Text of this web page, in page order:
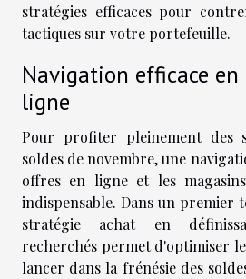
stratégies efficaces pour
tactiques sur votre portefeuille.
Navigation efficace
ligne
Pour profiter pleinement des
soldes de novembre, une
offres en ligne et les
indispensable. Dans un premier
stratégie achat en
recherchés permet d'optimiser
lancer dans la frénésie des